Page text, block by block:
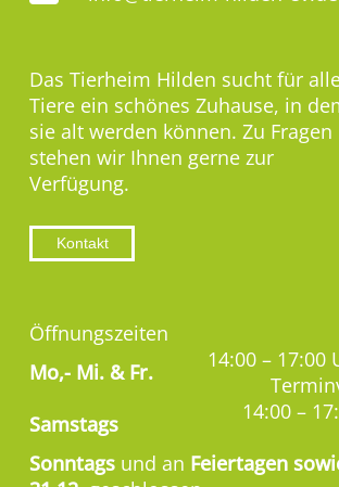
Das Tierheim Hilden sucht für
Tiere ein schönes Zuhause, in
sie alt werden können. Zu Fragen
stehen wir Ihnen gerne zur
Verfügung.
Kontakt
Öffnungszeiten
Mo,- Mi. & Fr.
14:00 – 17:00
Samstags
14:00 –
Sonntags und an Feiertagen